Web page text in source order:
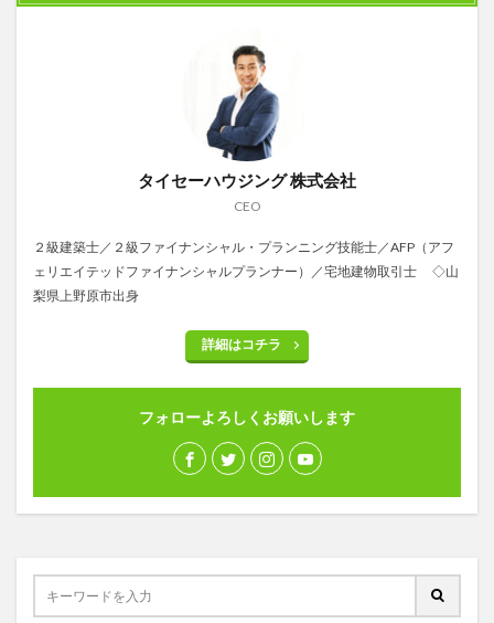
タイセーハウジング 株式会社
CEO
２級建築士／２級ファイナンシャル・プランニング技能士／AFP（アフ
ェリエイテッドファイナンシャルプランナー）／宅地建物取引士 ◇山
梨県上野原市出身
詳細はコチラ
フォローよろしくお願いします